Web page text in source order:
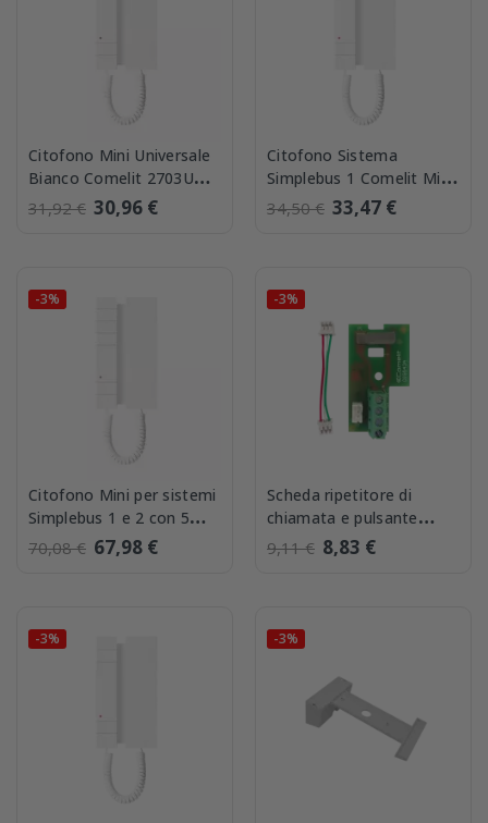
Citofono Mini Universale
Bianco Comelit 2703U
con 2 Pulsanti
31,92 € 30,96 €
Citofono Sistema
Simplebus 1 Comelit Mini
2 Pulsanti 2708W/A
34,50 € 33,47 €
-3%
Citofono Mini per sistemi
Simplebus 1 e 2 con 5
Pulsanti Comelit 2719W
70,08 € 67,98 €
-3%
Scheda ripetitore di
chiamata e pulsante
aggiuntivo Mini HS
Comelit 2735
9,11 € 8,83 €
-3% -3%